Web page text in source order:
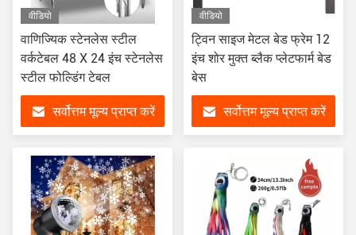
वीडियो
वाणिज्यिक स्टेनलेस स्टील
वर्कटेबल 48 X 24 इंच स्टेनलेस
स्टील फोल्डिंग टेबल
सर्वोत्तम मूल्य प्राप्त करें
वीडियो
ट्विन साइज मेटल बेड फ्रेम 12
इंच शोर मुक्त ब्लैक प्लेटफार्म बेड
बेस
सर्वोत्तम मूल्य प्राप्त करें